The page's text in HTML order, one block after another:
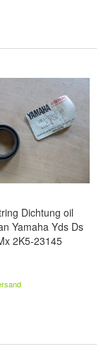
Dichtung oil
Yamaha Yds Ds
2K5-23145